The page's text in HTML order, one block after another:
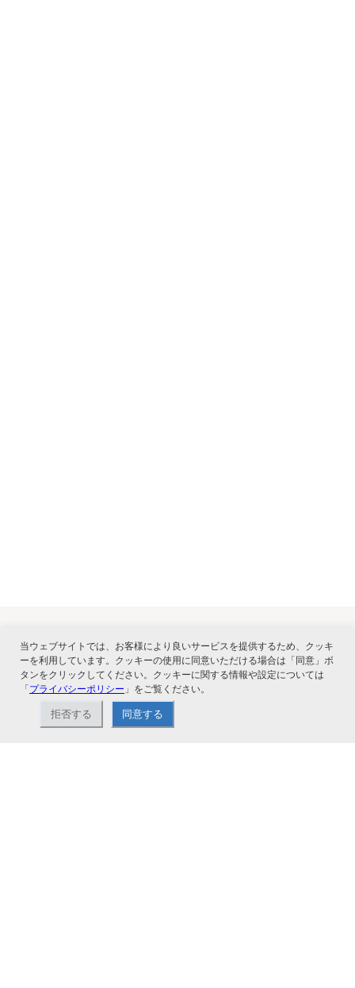
関連サービス
当ウェブサイトでは、お客様により良いサービスを提供するため、クッキ
ーを利用しています。クッキーの使用に同意いただける場合は「同意」ボ
タンをクリックしてください。クッキーに関する情報や設定については
「プライバシーポリシー 」をご覧ください。
拒否する 同意する